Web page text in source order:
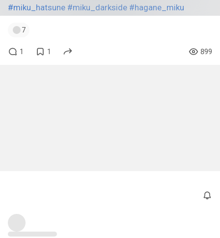
#miku_hatsune #miku_darkside #hagane_miku
7
1 1 899